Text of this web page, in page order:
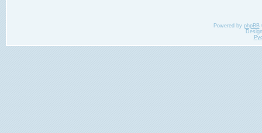
Powered by phpBB